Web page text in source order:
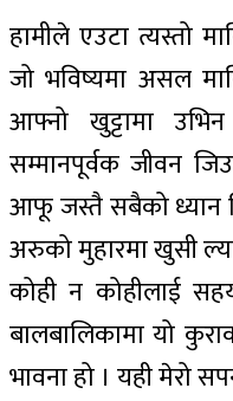
हामीले एउटा त्यस्तो
जो भविष्यमा असल
आफ्नो खुट्टामा
सम्मानपूर्वक जीवन
आफू जस्तै सबैको ध्यान
अरुको मुहारमा खुसी
कोही न कोहीलाई
बालबालिकामा यो
भावना हो । यही मेरो